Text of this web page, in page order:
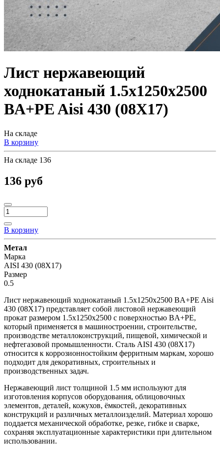
Лист нержавеющий
ходнокатаный 1.5х1250х2500
BA+PE Aisi 430 (08Х17)
На складе
В корзину
На складе 136
136 руб
В корзину
Метал
Марка
AISI 430 (08Х17)
Размер
0.5
Лист нержавеющий ходнокатаный 1.5х1250х2500 BA+PE Aisi
430 (08Х17) представляет собой листовой нержавеющий
прокат размером 1.5х1250х2500 с поверхностью BA+PE,
который применяется в машиностроении, строительстве,
производстве металлоконструкций, пищевой, химической и
нефтегазовой промышленности. Сталь AISI 430 (08Х17)
относится к коррозионностойким ферритным маркам, хорошо
подходит для декоративных, строительных и
производственных задач.
Нержавеющий лист толщиной 1.5 мм используют для
изготовления корпусов оборудования, облицовочных
элементов, деталей, кожухов, ёмкостей, декоративных
конструкций и различных металлоизделий. Материал хорошо
поддается механической обработке, резке, гибке и сварке,
сохраняя эксплуатационные характеристики при длительном
использовании.